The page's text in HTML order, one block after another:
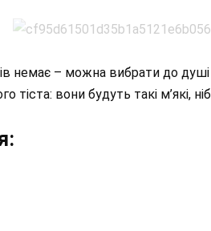
немає – можна вибрати до душі
вони будуть такі м’які,